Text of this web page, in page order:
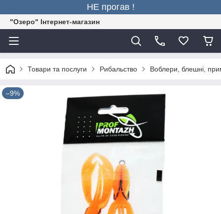
НЕ прогав !
"Озеро" Інтернет-магазин
Товари та послуги Рибальство Воблери, блешні,
–9%